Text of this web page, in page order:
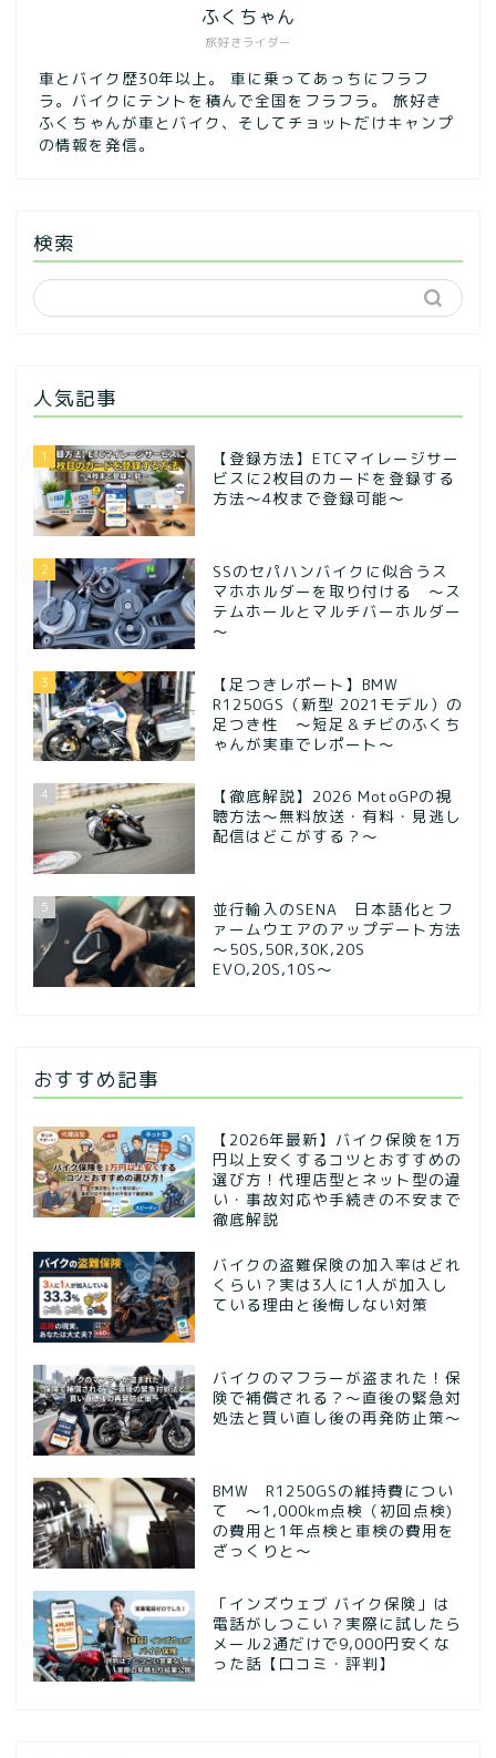
旅好きライダー
ふくちゃん
車とバイク歴30年以上。 車に乗ってあっちにフラフ
ラ。バイクにテントを積んで全国をフラフラ。 旅好き
ふくちゃんが車とバイク、そしてチョットだけキャンプ
の情報を発信。
検索
人気記事
1
【登録方法】ETCマイレージサー
ビスに2枚目のカードを登録する
方法〜4枚まで登録可能〜
2
SSのセパハンバイクに似合うス
マホホルダーを取り付ける ～ス
テムホールとマルチバーホルダー
～
3
【足つきレポート】BMW
R1250GS（新型 2021モデル）の
足つき性 ～短足＆チビのふくち
ゃんが実車でレポート～
4
【徹底解説】2026 MotoGPの視
聴方法～無料放送・有料・見逃し
配信はどこがする？～
5
並行輸入のSENA 日本語化とフ
ァームウエアのアップデート方法
～50S,50R,30K,20S
EVO,20S,10S～
おすすめ記事
【2026年最新】バイク保険を1万
円以上安くするコツとおすすめの
選び方！代理店型とネット型の違
い・事故対応や手続きの不安まで
徹底解説
バイクの盗難保険の加入率はどれ
くらい？実は3人に1人が加入し
ている理由と後悔しない対策
バイクのマフラーが盗まれた！保
険で補償される？～直後の緊急対
処法と買い直し後の再発防止策～
BMW R1250GSの維持費につい
て ～1,000km点検（初回点検)
の費用と1年点検と車検の費用を
ざっくりと～
「インズウェブ バイク保険」は
電話がしつこい？実際に試したら
メール2通だけで9,000円安くな
った話【口コミ・評判】